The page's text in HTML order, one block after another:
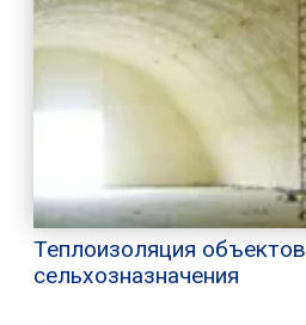
Теплоизоляция объектов
сельхозназначения